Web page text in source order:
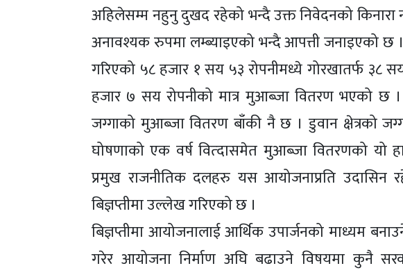
अहिलेसम्म नहुनु दुखद रहेको भन्दै उक्त निवेदनको
अनावश्यक रुपमा लम्ब्याइएको भन्दै आपत्ती जनाइएको छ
गरिएको ५८ हजार १ सय ५३ रोपनीमध्ये गोरखातर्फ ३८
हजार ७ सय रोपनीको मात्र मुआब्जा वितरण भएको छ
जग्गाको मुआब्जा वितरण बाँकी नै छ । डुवान क्षेत्रको
घोषणाको एक वर्ष वित्दासमेत मुआब्जा वितरणको यो
प्रमुख राजनीतिक दलहरु यस आयोजनाप्रति उदासिन
बिज्ञप्तीमा उल्लेख गरिएको छ ।
बिज्ञप्तीमा आयोजनालाई आर्थिक उपार्जनको माध्यम
गरेर आयोजना निर्माण अघि बढाउने विषयमा कुनै